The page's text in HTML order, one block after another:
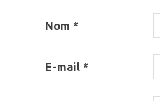
Nom *
E-mail *